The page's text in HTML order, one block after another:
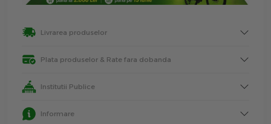
Livrarea produselor
Plata produselor & Rate fara dobanda
Institutii Publice
Informare